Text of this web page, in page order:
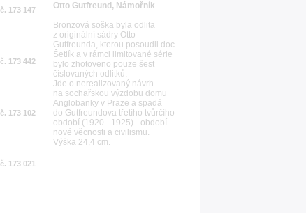
č. 173 147
č. 173 442
č. 173 102
č. 173 021
Otto Gutfreund, Námořník
Bronzová soška byla odlita
z originální sádry Otto
Gutfreunda, kterou posoudil doc.
Šetlík a v rámci limitované série
bylo zhotoveno pouze šest
číslovaných odlitků.
Jde o nerealizovaný návrh
na sochařskou výzdobu domu
Anglobanky v Praze a spadá
do Gutfreundova třetího tvůrčího
období (1920 - 1925) - období
nové věcnosti a civilismu.
Výška 24,4 cm.